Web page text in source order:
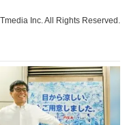
Inc. All Rights Reserved.